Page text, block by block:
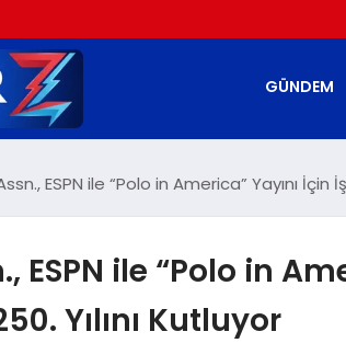
GÜNDEM
ESPN ile “Polo in America” Yayını İçin
ESPN ile “Polo in
Yılını Kutluyor